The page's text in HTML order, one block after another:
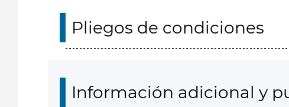
Pliegos de condiciones
Información adicional y